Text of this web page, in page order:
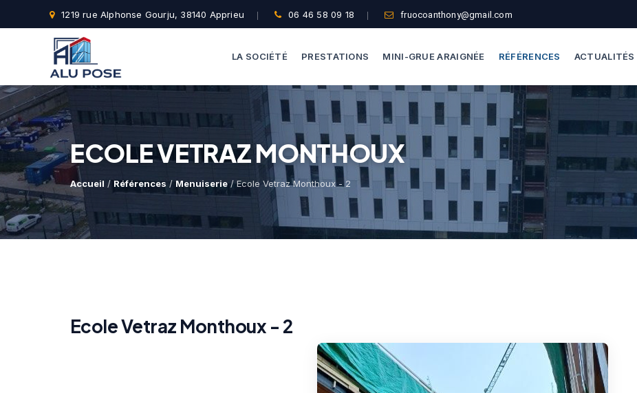
1219 rue Alphonse Gourju, 38140 Apprieu 06 46 58 09 18 fruocoanthony@gmail.com
LA SOCIÉTÉ PRESTATIONS
Dépannage Vitrages
Vitrine Magasin
Expertise Bris De Glace
Recherche De Fuite
MINI-GRUE ARAIGNÉE
Capacité De Levage
Accès Difficiles
Nos Formules
RÉFÉRENCES ACTUALITÉS
ECOLE VETRAZ MONTHOUX
Accueil / Références /Menuiserie/ Ecole Vetraz Monthoux - 2
Ecole Vetraz Monthoux - 2